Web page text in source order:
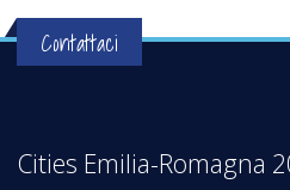
Contattaci
Cities Emilia-Romagna